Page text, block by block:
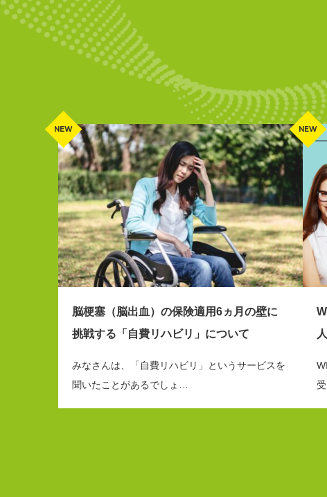
脳梗塞（脳出血）の保険適用6ヵ月の壁に
挑戦する「自費リハビリ」について
みなさんは、「自費リハビリ」というサービスを
聞いたことがあるでしょ…